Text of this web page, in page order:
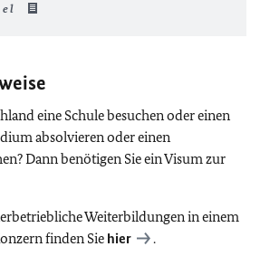
eine Schule besuchen oder einen
absolvieren oder einen
Dann benötigen Sie ein Visum zur
Weiterbildungen in einem
finden Sie hier .